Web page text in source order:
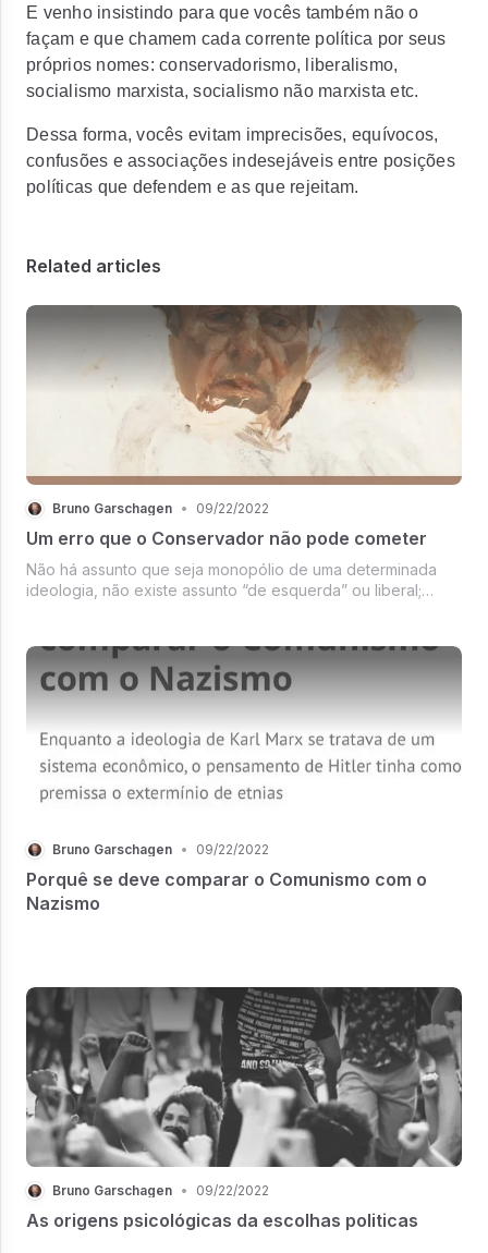
E venho insistindo para que vocês também não o
façam e que chamem cada corrente política por seus
próprios nomes: conservadorismo, liberalismo,
socialismo marxista, socialismo não marxista etc.
Dessa forma, vocês evitam imprecisões, equívocos,
confusões e associações indesejáveis entre posições
políticas que defendem e as que rejeitam.
Related articles
Bruno Garschagen • 09/22/2022
Um erro que o Conservador não pode cometer
Não há assunto que seja monopólio de uma determinada
ideologia, não existe assunto “de esquerda” ou liberal;
Bruno Garschagen • 09/22/2022
Porquê se deve comparar o Comunismo com o
Nazismo
Bruno Garschagen • 09/22/2022
As origens psicológicas da escolhas politicas